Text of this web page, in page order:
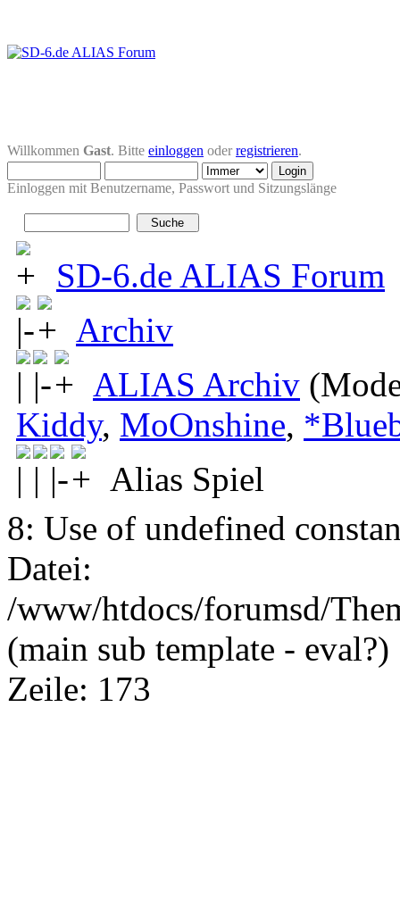
Willkommen Gast. Bitte einloggen oder registrieren.
Einloggen mit Benutzername, Passwort und Sitzungslänge
SD-6.de ALIAS Forum
Archiv
ALIAS Archiv
Kiddy, MoOnshine,
Alias Spiel
8: Use of undefined
Datei:
/www/htdocs/forumsd/
(main sub template - eval?)
Zeile: 173